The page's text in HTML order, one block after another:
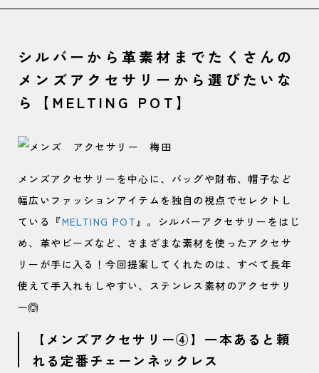
シルバーから革素材までたくさんの
メンズアクセサリーから選びたいな
ら【MELTING POT】
メンズアクセサリーを中心に、バッグや財布、帽子など
幅広いファッションアイテムを独自の視点でセレクトし
ている『MELTING POT』。シルバーアクセサリーをはじ
め、革やビーズなど、さまざまな素材を使ったアクセサ
リーが手に入る！今回提案してくれたのは、すべて長年
使えて手入れもしやすい、ステンレス素材のアクセサリ
ー🙆
【メンズアクセサリー④】一本あると頼
れる定番チェーンネックレス